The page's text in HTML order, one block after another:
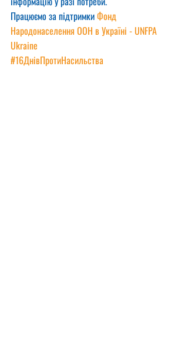
Працюємо за підтримки Фонд
Народонаселення ООН в Україні - UNFPA
Ukraine
#16ДнівПротиНасильства